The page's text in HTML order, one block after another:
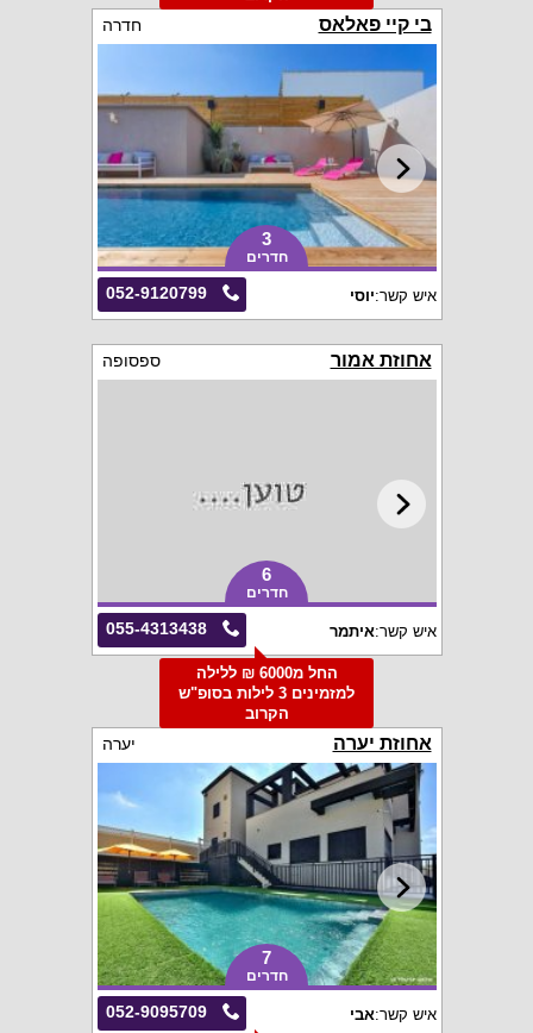
בי קיי פאלאס חדרה
3
חדרים
052-9120799 איש קשר:יוסי
אחוזת אמור ספסופה
6
חדרים
055-4313438 איש קשר:איתמר
החל מ6000 ₪ ללילה
למזמינים 3 לילות בסופ"ש
הקרוב
אחוזת יערה יערה
7
חדרים
052-9095709 איש קשר:אבי